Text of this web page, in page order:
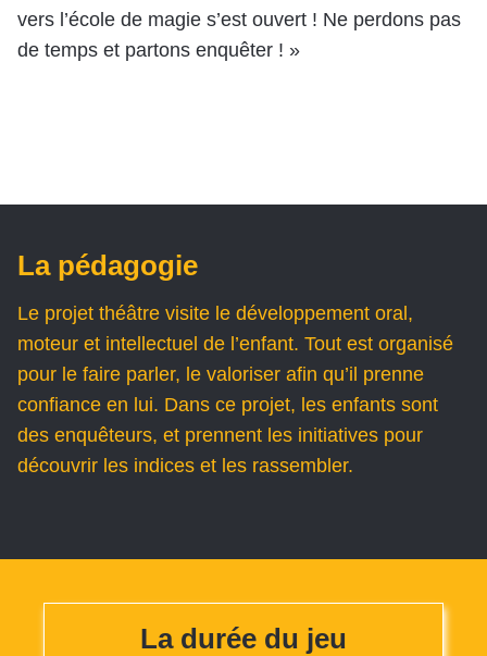
vers l’école de magie s’est ouvert ! Ne perdons pas
de temps et partons enquêter ! »
La pédagogie
Le projet théâtre visite le développement oral,
moteur et intellectuel de l’enfant. Tout est organisé
pour le faire parler, le valoriser afin qu’il prenne
confiance en lui. Dans ce projet, les enfants sont
des enquêteurs, et prennent les initiatives pour
découvrir les indices et les rassembler.
La durée du jeu